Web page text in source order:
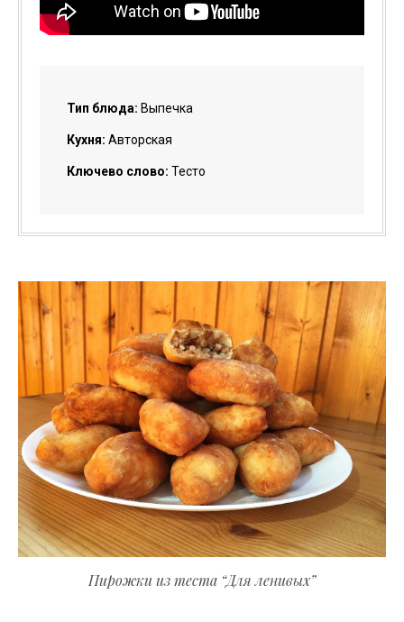
Тип блюда: Выпечка
Кухня: Авторская
Ключево слово: Тесто
Пирожки из теста “Для ленивых”